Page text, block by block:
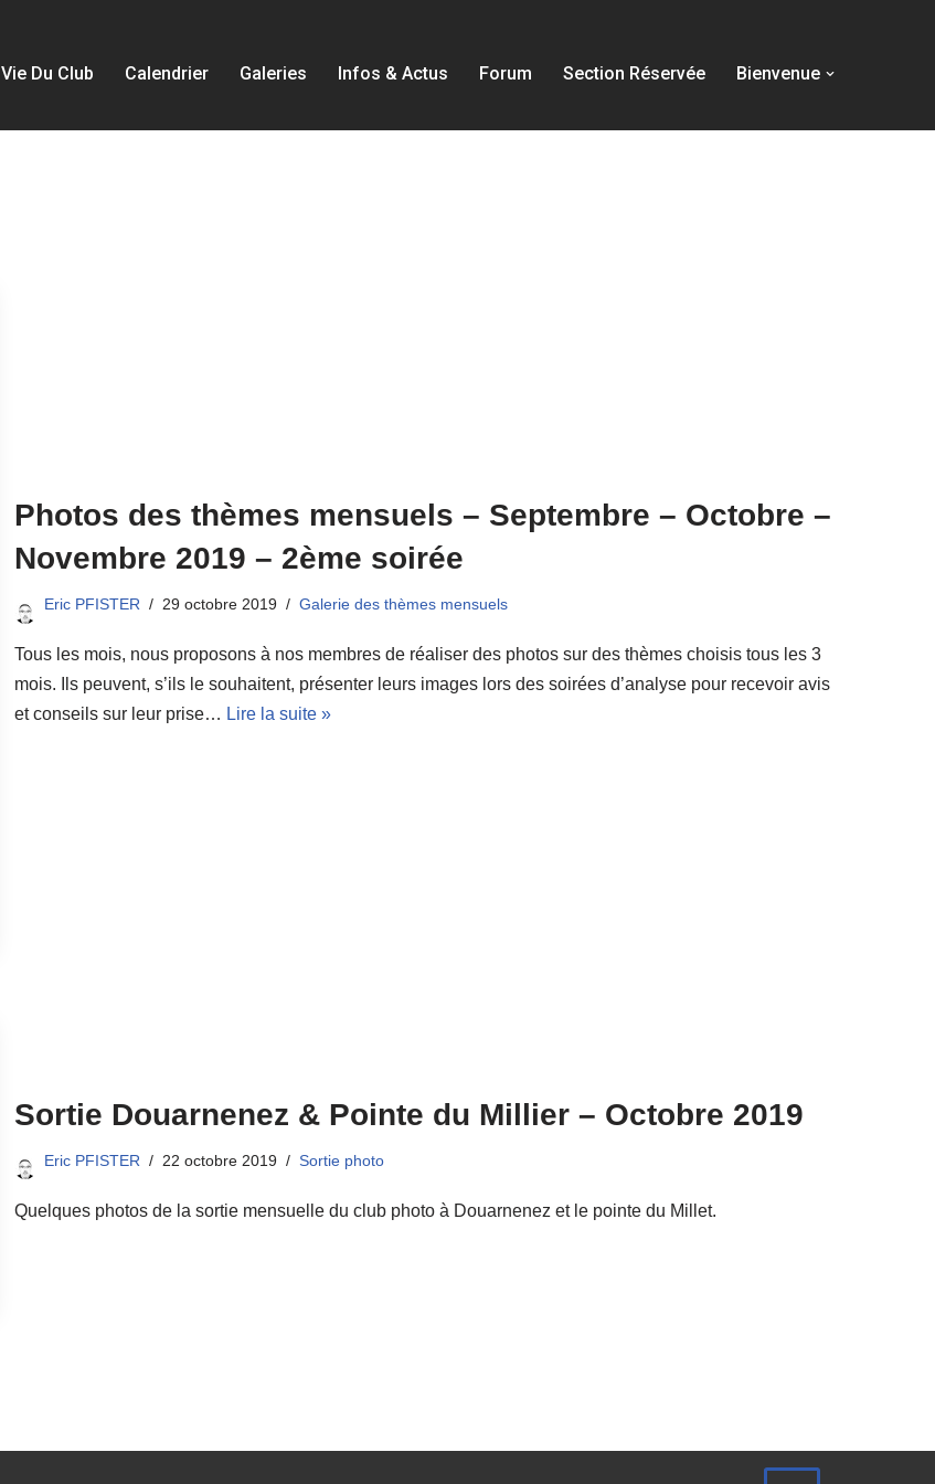
Vie Du Club Calendrier Galeries Infos & Actus Forum Section Réservée Bienvenue
Photos des thèmes mensuels – Septembre – Octobre –
Novembre 2019 – 2ème soirée
Eric PFISTER 29 octobre 2019 Galerie des thèmes mensuels
Tous les mois, nous proposons à nos membres de réaliser des photos sur des thèmes choisis tous les 3
mois. Ils peuvent, s’ils le souhaitent, présenter leurs images lors des soirées d’analyse pour recevoir avis
et conseils sur leur prise… Lire la suite »
Sortie Douarnenez & Pointe du Millier – Octobre 2019
Eric PFISTER 22 octobre 2019 Sortie photo
Quelques photos de la sortie mensuelle du club photo à Douarnenez et le pointe du Millet.